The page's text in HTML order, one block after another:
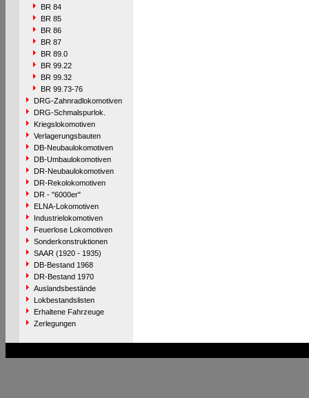
BR 84
BR 85
BR 86
BR 87
BR 89.0
BR 99.22
BR 99.32
BR 99.73-76
DRG-Zahnradlokomotiven
DRG-Schmalspurlok.
Kriegslokomotiven
Verlagerungsbauten
DB-Neubaulokomotiven
DB-Umbaulokomotiven
DR-Neubaulokomotiven
DR-Rekolokomotiven
DR - "6000er"
ELNA-Lokomotiven
Industrielokomotiven
Feuerlose Lokomotiven
Sonderkonstruktionen
SAAR (1920 - 1935)
DB-Bestand 1968
DR-Bestand 1970
Auslandsbestände
Lokbestandslisten
Erhaltene Fahrzeuge
Zerlegungen